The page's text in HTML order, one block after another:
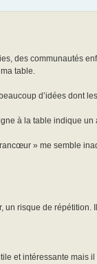
des communautés
table.
d’idées dont
à la table indique
» me semble
un risque de
et intéressante mais